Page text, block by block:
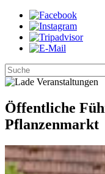
Öffentliche
Pflanzenmarkt